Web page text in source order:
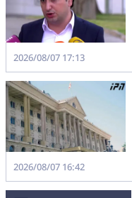
2026/08/07 17:13
2026/08/07 16:42